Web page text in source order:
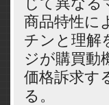
商品特性に
チンと理解
ジが購買動
価格訴求す
る。